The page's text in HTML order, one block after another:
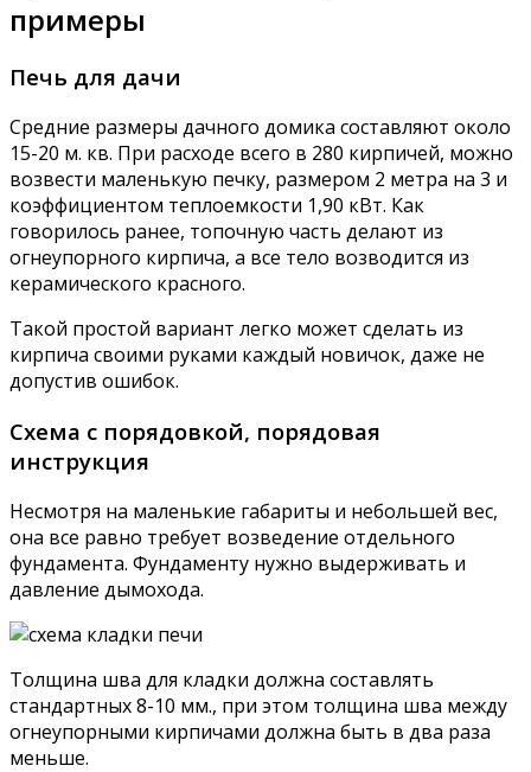
примеры
Печь для дачи
Средние размеры дачного домика составляют около
15-20 м. кв. При расходе всего в 280 кирпичей, можно
возвести маленькую печку, размером 2 метра на 3 и
коэффициентом теплоемкости 1,90 кВт. Как
говорилось ранее, топочную часть делают из
огнеупорного кирпича, а все тело возводится из
керамического красного.
Такой простой вариант легко может сделать из
кирпича своими руками каждый новичок, даже не
допустив ошибок.
Схема с порядовкой, порядовая
инструкция
Несмотря на маленькие габариты и небольшей вес,
она все равно требует возведение отдельного
фундамента. Фундаменту нужно выдерживать и
давление дымохода.
Толщина шва для кладки должна составлять
стандартных 8-10 мм., при этом толщина шва между
огнеупорными кирпичами должна быть в два раза
меньше.